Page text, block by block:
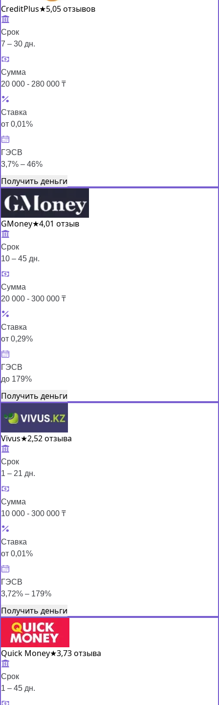
CreditPlus★5,05 отзывов
Срок
7 – 30 дн.
Сумма
20 000 - 280 000 ₸
Ставка
от 0,01%
ГЭСВ
3,7% – 46%
Получить деньги
GMoney★4,01 отзыв
Срок
10 – 45 дн.
Сумма
20 000 - 300 000 ₸
Ставка
от 0,29%
ГЭСВ
до 179%
Получить деньги
Vivus★2,52 отзыва
Срок
1 – 21 дн.
Сумма
10 000 - 300 000 ₸
Ставка
от 0,01%
ГЭСВ
3,72% – 179%
Получить деньги
Quick Money★3,73 отзыва
Срок
1 – 45 дн.